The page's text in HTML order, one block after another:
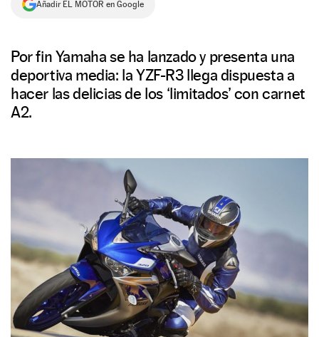
SÍGUENOS
Añadir EL MOTOR en Google
Por fin Yamaha se ha lanzado y presenta una
deportiva media: la YZF-R3 llega dispuesta a
hacer las delicias de los ‘limitados’ con carnet
A2.